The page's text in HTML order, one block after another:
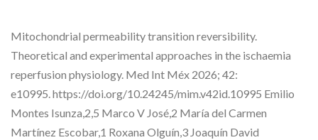
Mitochondrial permeability transition reversibility.
Theoretical and experimental approaches in the ischaemia
reperfusion physiology. Med Int Méx 2026; 42:
e10995. https://doi.org/10.24245/mim.v42id.10995 Emilio
Montes Isunza,2,5 Marco V José,2 María del Carmen
Martínez Escobar,1 Roxana Olguín,3 Joaquín David